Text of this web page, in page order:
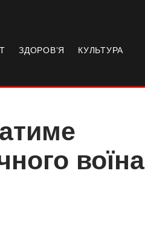
ЗДОРОВ’Я КУЛЬТУРА
воїна